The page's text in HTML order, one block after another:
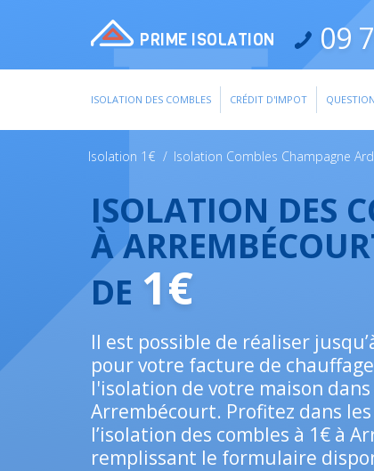
PRIME ISOLATION 09
ISOLATION DES COMBLES CRÉDIT D'IMPOT
Isolation 1€ / Isolation Combles Champagne
ISOLATION DES
À
DE 1€
Il est possible de réaliser
pour votre facture de
l'isolation de votre maison
Arrembécourt. Profitez dans
l’isolation des combles à 1€ à
remplissant le formulaire